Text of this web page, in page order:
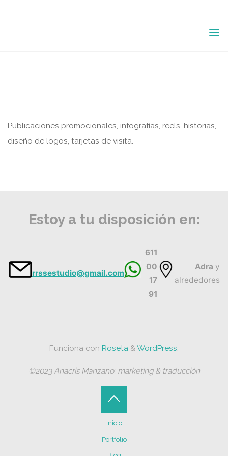
Publicaciones promocionales, infografías, reels, historias,
diseño de logos, tarjetas de visita.
Estoy a tu disposición en:
rrssestudio@gmail.com
611
00
17
91
Adra y
alrededores
Funciona con Roseta &WordPress.
©2023 Anacris Manzano: marketing & traducción
Inicio
Portfolio
Volver
arriba